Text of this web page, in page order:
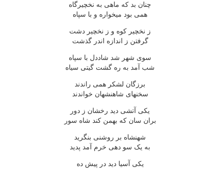
چنان بد که ماهی به نخچیرگاه
همی بود میخواره و با سپاه
ز نخچیر کوه و ز نخچیر دشت
گرفتن ز اندازه اندر گذشت
سوی شهر شد شاددل با سپاه
شب آمد به ره گشت گیتی سیاه
برزگان لشکر همی راندند
سخنهای شاهنشهان خواندند
یکی آتشی دید رخشان ز دور
بران سان که بهمن کند شاه سور
شهنشاه بر روشنی بنگرید
به یک سو دهی خرم آمد پدید
یکی آسیا دید در پیش ده